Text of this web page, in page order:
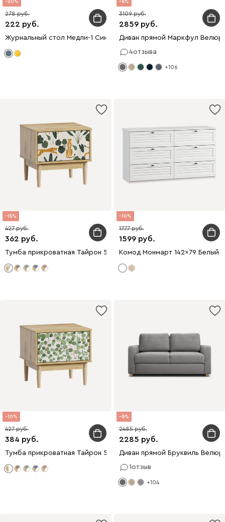
20
222
278
Журнальный стол Медли-1 Синий
8
2859
3109
Диван прямой Маркфул Велюр
4отзыва
+106
15
362
427
Тумба прикроватная Тайрон 51x48 Гепард
10
1599
1777
Комод Монмарт 142x79 Белый
10
384
427
Тумба прикроватная Тайрон 51x48 Листва
8
2285
2485
Диван прямой Бруквиль
1отзыв
+104